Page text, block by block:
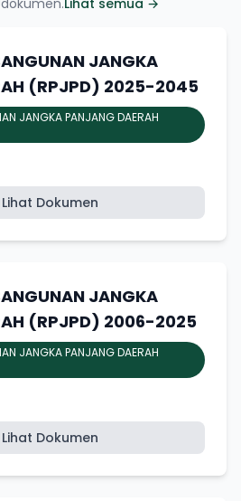
JANGKA
(RPJPD) 2025-2045
JANGKA PANJANG DAERAH
Lihat Dokumen
JANGKA
(RPJPD) 2006-2025
JANGKA PANJANG DAERAH
Lihat Dokumen